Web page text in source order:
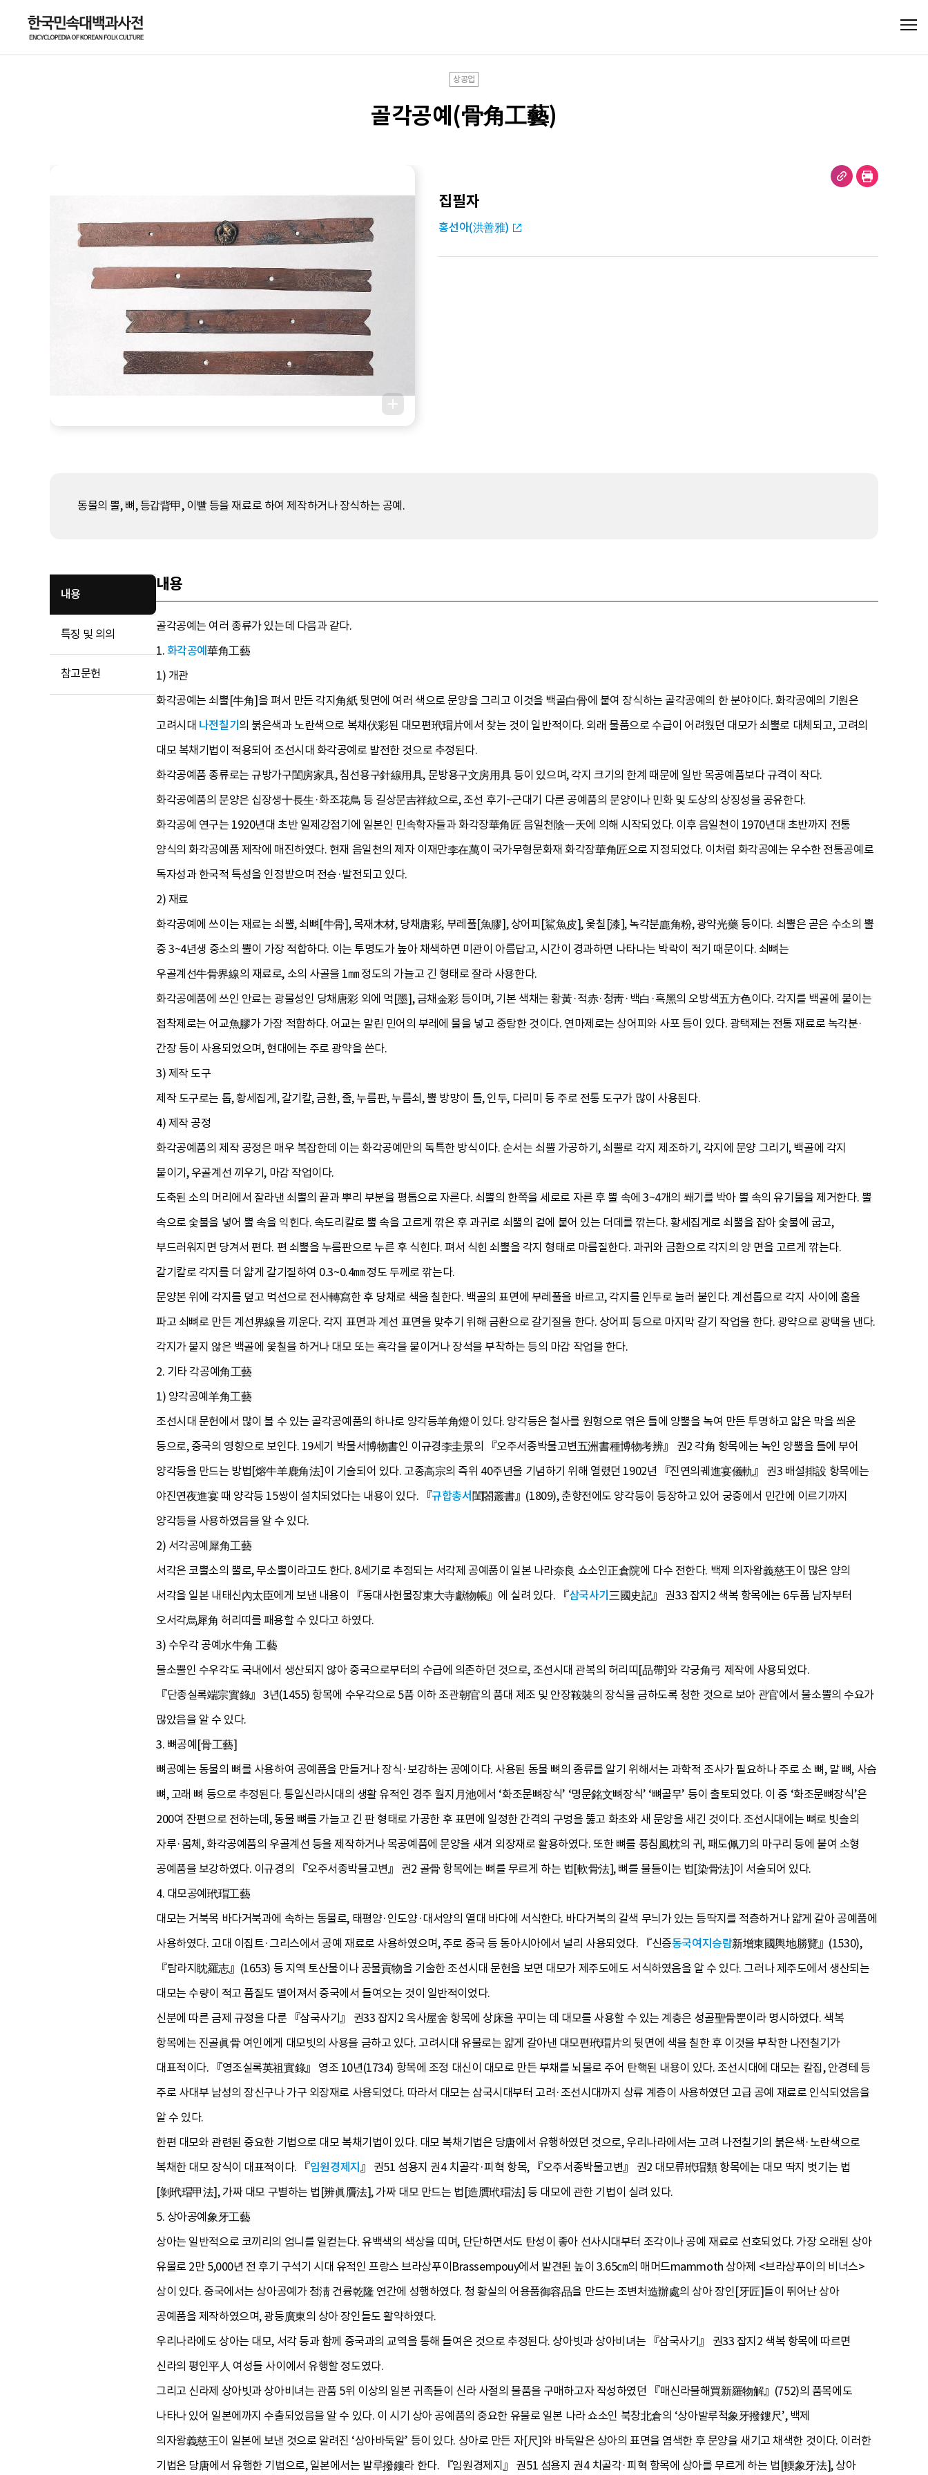
상공업
골각공예(骨角工藝)
집필자
홍선아(洪善雅)
동물의 뿔, 뼈, 등갑背甲, 이빨 등을 재료로 하여 제작하거나 장식하는 공예.
내용
특징 및 의의
참고문헌
내용
골각공예는 여러 종류가 있는데 다음과 같다.
1.화각공예華角工藝
1) 개관
화각공예는 쇠뿔[牛角]을 펴서 만든 각지角紙 뒷면에 여러 색으로 문양을 그리고 이것을 백골白骨에 붙여 장식하는 골각공예의 한 분야이다. 화각공예의 기원은
고려시대 나전칠기의 붉은색과 노란색으로 복채伏彩된 대모편玳瑁片에서 찾는 것이 일반적이다. 외래 물품으로 수급이 어려웠던 대모가 쇠뿔로 대체되고, 고려의
대모 복채기법이 적용되어 조선시대 화각공예로 발전한 것으로 추정된다.
화각공예품 종류로는 규방가구閨房家具, 침선용구針線用具, 문방용구文房用具 등이 있으며, 각지 크기의 한계 때문에 일반 목공예품보다 규격이 작다.
화각공예품의 문양은 십장생十長生·화조花鳥 등 길상문吉祥紋으로, 조선 후기~근대기 다른 공예품의 문양이나 민화 및 도상의 상징성을 공유한다.
화각공예 연구는 1920년대 초반 일제강점기에 일본인 민속학자들과 화각장華角匠 음일천陰一天에 의해 시작되었다. 이후 음일천이 1970년대 초반까지 전통
양식의 화각공예품 제작에 매진하였다. 현재 음일천의 제자 이재만李在萬이 국가무형문화재 화각장華角匠으로 지정되었다. 이처럼 화각공예는 우수한 전통공예로
독자성과 한국적 특성을 인정받으며 전승·발전되고 있다.
2) 재료
화각공예에 쓰이는 재료는 쇠뿔, 쇠뼈[牛骨], 목재木材, 당채唐彩, 부레풀[魚膠], 상어피[鯊魚皮], 옻칠[漆], 녹각분鹿角粉, 광약光藥 등이다. 쇠뿔은 곧은 수소의 뿔
중 3~4년생 중소의 뿔이 가장 적합하다. 이는 투명도가 높아 채색하면 미관이 아름답고, 시간이 경과하면 나타나는 박락이 적기 때문이다. 쇠뼈는
우골계선牛骨界線의 재료로, 소의 사골을 1㎜ 정도의 가늘고 긴 형태로 잘라 사용한다.
화각공예품에 쓰인 안료는 광물성인 당채唐彩 외에 먹[墨], 금채金彩 등이며, 기본 색채는 황黃·적赤·청靑·백白·흑黑의 오방색五方色이다. 각지를 백골에 붙이는
접착제로는 어교魚膠가 가장 적합하다. 어교는 말린 민어의 부레에 물을 넣고 중탕한 것이다. 연마제로는 상어피와 사포 등이 있다. 광택제는 전통 재료로 녹각분·
간장 등이 사용되었으며, 현대에는 주로 광약을 쓴다.
3) 제작 도구
제작 도구로는 톱, 황세집게, 갈기칼, 금환, 줄, 누름판, 누름쇠, 뿔 방망이 틀, 인두, 다리미 등 주로 전통 도구가 많이 사용된다.
4) 제작 공정
화각공예품의 제작 공정은 매우 복잡한데 이는 화각공예만의 독특한 방식이다. 순서는 쇠뿔 가공하기, 쇠뿔로 각지 제조하기, 각지에 문양 그리기, 백골에 각지
붙이기, 우골계선 끼우기, 마감 작업이다.
도축된 소의 머리에서 잘라낸 쇠뿔의 끝과 뿌리 부분을 평톱으로 자른다. 쇠뿔의 한쪽을 세로로 자른 후 뿔 속에 3~4개의 쐐기를 박아 뿔 속의 유기물을 제거한다. 뿔
속으로 숯불을 넣어 뿔 속을 익힌다. 속도리칼로 뿔 속을 고르게 깎은 후 과귀로 쇠뿔의 겉에 붙어 있는 더데를 깎는다. 황세집게로 쇠뿔을 잡아 숯불에 굽고,
부드러워지면 당겨서 편다. 편 쇠뿔을 누름판으로 누른 후 식힌다. 펴서 식힌 쇠뿔을 각지 형태로 마름질한다. 과귀와 금환으로 각지의 양 면을 고르게 깎는다.
갈기칼로 각지를 더 얇게 갈기질하여 0.3~0.4㎜ 정도 두께로 깎는다.
문양본 위에 각지를 덮고 먹선으로 전사轉寫한 후 당채로 색을 칠한다. 백골의 표면에 부레풀을 바르고, 각지를 인두로 눌러 붙인다. 계선톱으로 각지 사이에 홈을
파고 쇠뼈로 만든 계선界線을 끼운다. 각지 표면과 계선 표면을 맞추기 위해 금환으로 갈기질을 한다. 상어피 등으로 마지막 갈기 작업을 한다. 광약으로 광택을 낸다.
각지가 붙지 않은 백골에 옻칠을 하거나 대모 또는 흑각을 붙이거나 장석을 부착하는 등의 마감 작업을 한다.
2. 기타 각공예角工藝
1) 양각공예羊角工藝
조선시대 문헌에서 많이 볼 수 있는 골각공예품의 하나로 양각등羊角燈이 있다. 양각등은 철사를 원형으로 엮은 틀에 양뿔을 녹여 만든 투명하고 얇은 막을 씌운
등으로, 중국의 영향으로 보인다. 19세기 박물서博物書인 이규경李圭景의 『오주서종박물고변五洲書種博物考辨』 권2 각角 항목에는 녹인 양뿔을 틀에 부어
양각등을 만드는 방법[熔牛羊鹿角法]이 기술되어 있다. 고종高宗의 즉위 40주년을 기념하기 위해 열렸던 1902년 『진연의궤進宴儀軌』 권3 배설排設 항목에는
야진연夜進宴 때 양각등 15쌍이 설치되었다는 내용이 있다. 『규합총서閨閤叢書』(1809), 춘향전에도 양각등이 등장하고 있어 궁중에서 민간에 이르기까지
양각등을 사용하였음을 알 수 있다.
2) 서각공예犀角工藝
서각은 코뿔소의 뿔로, 무소뿔이라고도 한다. 8세기로 추정되는 서각제 공예품이 일본 나라奈良 쇼소인正倉院에 다수 전한다. 백제 의자왕義慈王이 많은 양의
서각을 일본 내태신內太臣에게 보낸 내용이 『동대사헌물장東大寺獻物帳』에 실려 있다. 『삼국사기三國史記』 권33 잡지2 색복 항목에는 6두품 남자부터
오서각烏犀角 허리띠를 패용할 수 있다고 하였다.
3) 수우각 공예水牛角 工藝
물소뿔인 수우각도 국내에서 생산되지 않아 중국으로부터의 수급에 의존하던 것으로, 조선시대 관복의 허리띠[品帶]와 각궁角弓 제작에 사용되었다.
『단종실록端宗實錄』 3년(1455) 항목에 수우각으로 5품 이하 조관朝官의 품대 제조 및 안장鞍裝의 장식을 금하도록 청한 것으로 보아 관官에서 물소뿔의 수요가
많았음을 알 수 있다.
3. 뼈공예[骨工藝]
뼈공예는 동물의 뼈를 사용하여 공예품을 만들거나 장식·보강하는 공예이다. 사용된 동물 뼈의 종류를 알기 위해서는 과학적 조사가 필요하나 주로 소 뼈, 말 뼈, 사슴
뼈, 고래 뼈 등으로 추정된다. 통일신라시대의 생활 유적인 경주 월지月池에서 ‘화조문뼈장식’ ‘명문銘文뼈장식’ ‘뼈골무’ 등이 출토되었다. 이 중 ‘화조문뼈장식’은
200여 잔편으로 전하는데, 동물 뼈를 가늘고 긴 판 형태로 가공한 후 표면에 일정한 간격의 구멍을 뚫고 화초와 새 문양을 새긴 것이다. 조선시대에는 뼈로 빗솔의
자루·몸체, 화각공예품의 우골계선 등을 제작하거나 목공예품에 문양을 새겨 외장재로 활용하였다. 또한 뼈를 풍침風枕의 귀, 패도佩刀의 마구리 등에 붙여 소형
공예품을 보강하였다. 이규경의 『오주서종박물고변』 권2 골骨 항목에는 뼈를 무르게 하는 법[軟骨法], 뼈를 물들이는 법[染骨法]이 서술되어 있다.
4. 대모공예玳瑁工藝
대모는 거북목 바다거북과에 속하는 동물로, 태평양·인도양·대서양의 열대 바다에 서식한다. 바다거북의 갈색 무늬가 있는 등딱지를 적층하거나 얇게 갈아 공예품에
사용하였다. 고대 이집트·그리스에서 공예 재료로 사용하였으며, 주로 중국 등 동아시아에서 널리 사용되었다. 『신증동국여지승람新增東國輿地勝覽』(1530),
『탐라지眈羅志』(1653) 등 지역 토산물이나 공물貢物을 기술한 조선시대 문헌을 보면 대모가 제주도에도 서식하였음을 알 수 있다. 그러나 제주도에서 생산되는
대모는 수량이 적고 품질도 떨어져서 중국에서 들여오는 것이 일반적이었다.
신분에 따른 금제 규정을 다룬 『삼국사기』 권33 잡지2 옥사屋舍 항목에 상床을 꾸미는 데 대모를 사용할 수 있는 계층은 성골聖骨뿐이라 명시하였다. 색복
항목에는 진골眞骨 여인에게 대모빗의 사용을 금하고 있다. 고려시대 유물로는 얇게 갈아낸 대모편玳瑁片의 뒷면에 색을 칠한 후 이것을 부착한 나전칠기가
대표적이다. 『영조실록英祖實錄』 영조 10년(1734) 항목에 조정 대신이 대모로 만든 부채를 뇌물로 주어 탄핵된 내용이 있다. 조선시대에 대모는 칼집, 안경테 등
주로 사대부 남성의 장신구나 가구 외장재로 사용되었다. 따라서 대모는 삼국시대부터 고려·조선시대까지 상류 계층이 사용하였던 고급 공예 재료로 인식되었음을
알 수 있다.
한편 대모와 관련된 중요한 기법으로 대모 복채기법이 있다. 대모 복채기법은 당唐에서 유행하였던 것으로, 우리나라에서는 고려 나전칠기의 붉은색·노란색으로
복채한 대모 장식이 대표적이다. 『임원경제지』 권51 섬용지 권4 치골각·피혁 항목, 『오주서종박물고변』 권2 대모류玳瑁類 항목에는 대모 딱지 벗기는 법
[剝玳瑁甲法], 가짜 대모 구별하는 법[辨眞贗法], 가짜 대모 만드는 법[造贋玳瑁法] 등 대모에 관한 기법이 실려 있다.
5. 상아공예象牙工藝
상아는 일반적으로 코끼리의 엄니를 일컫는다. 유백색의 색상을 띠며, 단단하면서도 탄성이 좋아 선사시대부터 조각이나 공예 재료로 선호되었다. 가장 오래된 상아
유물로 2만 5,000년 전 후기 구석기 시대 유적인 프랑스 브라상푸이Brassempouy에서 발견된 높이 3.65㎝의 매머드mammoth 상아제 <브라상푸이의 비너스>
상이 있다. 중국에서는 상아공예가 청淸 건륭乾隆 연간에 성행하였다. 청 황실의 어용품御容品을 만드는 조변처造辦處의 상아 장인[牙匠]들이 뛰어난 상아
공예품을 제작하였으며, 광둥廣東의 상아 장인들도 활약하였다.
우리나라에도 상아는 대모, 서각 등과 함께 중국과의 교역을 통해 들여온 것으로 추정된다. 상아빗과 상아비녀는 『삼국사기』 권33 잡지2 색복 항목에 따르면
신라의 평인平人 여성들 사이에서 유행할 정도였다.
그리고 신라제 상아빗과 상아비녀는 관품 5위 이상의 일본 귀족들이 신라 사절의 물품을 구매하고자 작성하였던 『매신라물해買新羅物解』(752)의 품목에도
나타나 있어 일본에까지 수출되었음을 알 수 있다. 이 시기 상아 공예품의 중요한 유물로 일본 나라 쇼소인 북창北倉의 ‘상아발루척象牙撥鏤尺’, 백제
의자왕義慈王이 일본에 보낸 것으로 알려진 ‘상아바둑알’ 등이 있다. 상아로 만든 자[尺]와 바둑알은 상아의 표면을 염색한 후 문양을 새기고 채색한 것이다. 이러한
기법은 당唐에서 유행한 기법으로, 일본에서는 발루撥鏤라 한다. 『임원경제지』 권51 섬용지 권4 치골각·피혁 항목에 상아를 무르게 하는 법[輭象牙法], 상아